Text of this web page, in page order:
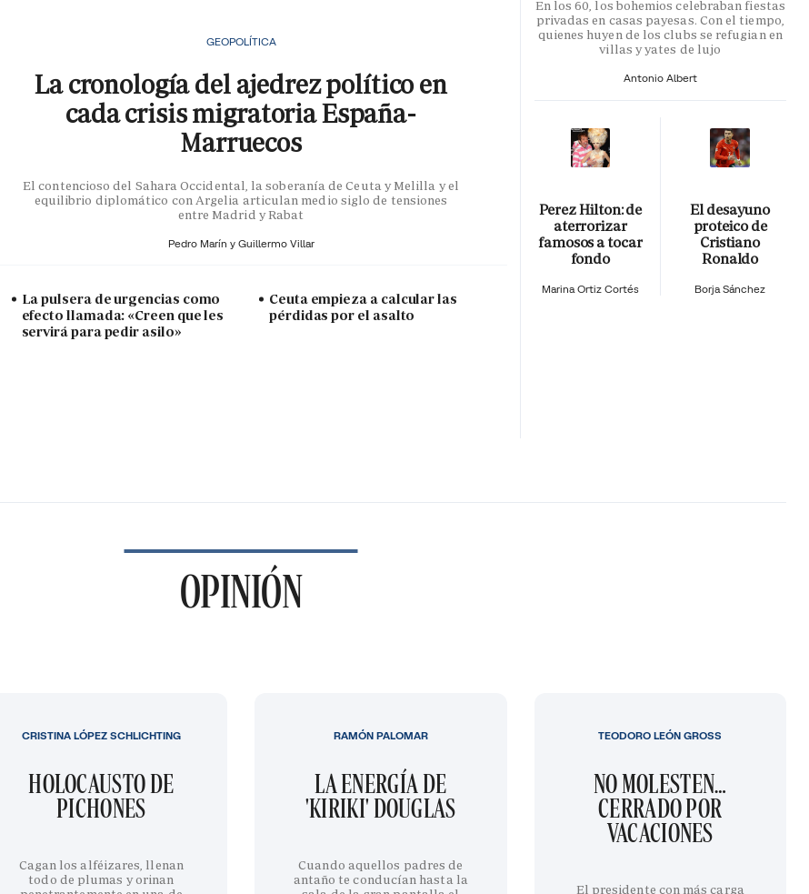
GEOPOLÍTICA
La cronología del ajedrez político en
cada crisis migratoria España-
Marruecos
El contencioso del Sahara Occidental, la soberanía de Ceuta y Melilla y el
equilibrio diplomático con Argelia articulan medio siglo de tensiones
entre Madrid y Rabat
Pedro Marín y Guillermo Villar
La pulsera de urgencias como
efecto llamada: «Creen que les
servirá para pedir asilo»
Ceuta empieza a calcular las
pérdidas por el asalto
En los 60, los bohemios celebraban fiestas
privadas en casas payesas. Con el tiempo,
quienes huyen de los clubs se refugian en
villas y yates de lujo
Antonio Albert
Perez Hilton: de
aterrorizar
famosos a tocar
fondo
Marina Ortiz Cortés
El desayuno
proteico de
Cristiano
Ronaldo
Borja Sánchez
OPINIÓN
HOLOCAUSTO DE
PICHONES
Cagan los alféizares, llenan
todo de plumas y orinan
CRISTINA LÓPEZ SCHLICHTING
LA ENERGÍA DE
'KIRIKI' DOUGLAS
Cuando aquellos padres de
antaño te conducían hasta la
RAMÓN PALOMAR
NO MOLESTEN…
CERRADO POR
VACACIONES
El presidente con más carga
TEODORO LEÓN GROSS